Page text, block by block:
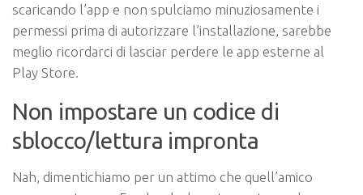
scaricando l’app e non spulciamo minuziosamente i
permessi prima di autorizzare l’installazione, sarebbe
meglio ricordarci di lasciar perdere le app esterne al
Play Store.
Non impostare un codice di
sblocco/lettura impronta
Nah, dimentichiamo per un attimo che quell’amico